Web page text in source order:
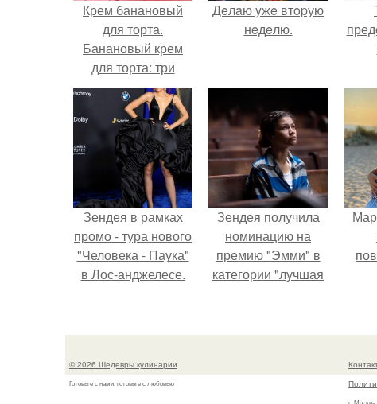
Крем банановый
для торта.
Банановый крем
для торта: три
рецепта как
приготовить.
Дeлaю yжe втopую
нeдeлю.
Зендея в рамках
промо - тура нового
"Человека - Паука"
в Лос-анджелесе.
Зендея получила
номинацию на
премию "Эмми" в
категории "лучшая
сериале" за третий
© 2026 Шедевры кулинарии
Готовьте с нами, готовьте с любовью
г.